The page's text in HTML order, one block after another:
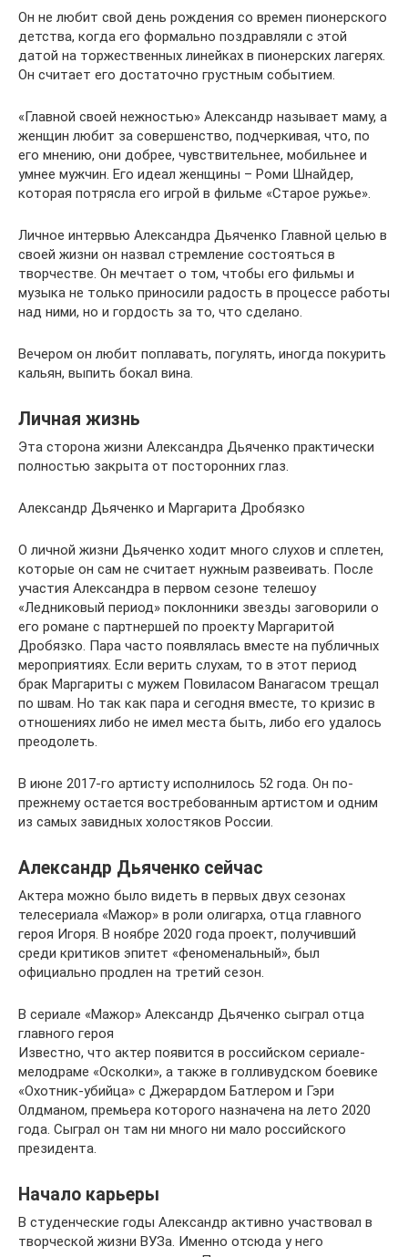
Он не любит свой день рождения со времен пионерского
детства, когда его формально поздравляли с этой
датой на торжественных линейках в пионерских лагерях.
Он считает его достаточно грустным событием.
«Главной своей нежностью» Александр называет маму, а
женщин любит за совершенство, подчеркивая, что, по
его мнению, они добрее, чувствительнее, мобильнее и
умнее мужчин. Его идеал женщины – Роми Шнайдер,
которая потрясла его игрой в фильме «Старое ружье».
Личное интервью Александра Дьяченко Главной целью в
своей жизни он назвал стремление состояться в
творчестве. Он мечтает о том, чтобы его фильмы и
музыка не только приносили радость в процессе работы
над ними, но и гордость за то, что сделано.
Вечером он любит поплавать, погулять, иногда покурить
кальян, выпить бокал вина.
Личная жизнь
Эта сторона жизни Александра Дьяченко практически
полностью закрыта от посторонних глаз.
Александр Дьяченко и Маргарита Дробязко
О личной жизни Дьяченко ходит много слухов и сплетен,
которые он сам не считает нужным развеивать. После
участия Александра в первом сезоне телешоу
«Ледниковый период» поклонники звезды заговорили о
его романе с партнершей по проекту Маргаритой
Дробязко. Пара часто появлялась вместе на публичных
мероприятиях. Если верить слухам, то в этот период
брак Маргариты с мужем Повиласом Ванагасом трещал
по швам. Но так как пара и сегодня вместе, то кризис в
отношениях либо не имел места быть, либо его удалось
преодолеть.
В июне 2017-го артисту исполнилось 52 года. Он по-
прежнему остается востребованным артистом и одним
из самых завидных холостяков России.
Александр Дьяченко сейчас
Актера можно было видеть в первых двух сезонах
телесериала «Мажор» в роли олигарха, отца главного
героя Игоря. В ноябре 2020 года проект, получивший
среди критиков эпитет «феноменальный», был
официально продлен на третий сезон.
В сериале «Мажор» Александр Дьяченко сыграл отца
главного героя
Известно, что актер появится в российском сериале-
мелодраме «Осколки», а также в голливудском боевике
«Охотник-убийца» с Джерардом Батлером и Гэри
Олдманом, премьера которого назначена на лето 2020
года. Сыграл он там ни много ни мало российского
президента.
Начало карьеры
В студенческие годы Александр активно участвовал в
творческой жизни ВУЗа. Именно отсюда у него